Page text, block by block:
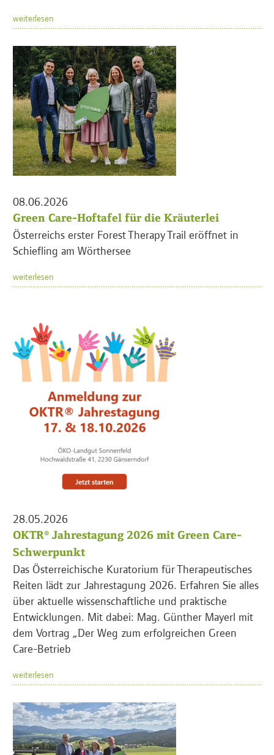
weiterlesen
08.06.2026
Green Care-Hoftafel für die Kräuterlei
Österreichs erster Forest Therapy Trail eröffnet in
Schiefling am Wörthersee
weiterlesen
28.05.2026
OKTR® Jahrestagung 2026 mit Green Care-
Schwerpunkt
Das Österreichische Kuratorium für Therapeutisches
Reiten lädt zur Jahrestagung 2026. Erfahren Sie alles
über aktuelle wissenschaftliche und praktische
Entwicklungen. Mit dabei: Mag. Günther Mayerl mit
dem Vortrag „Der Weg zum erfolgreichen Green
Care-Betrieb
weiterlesen